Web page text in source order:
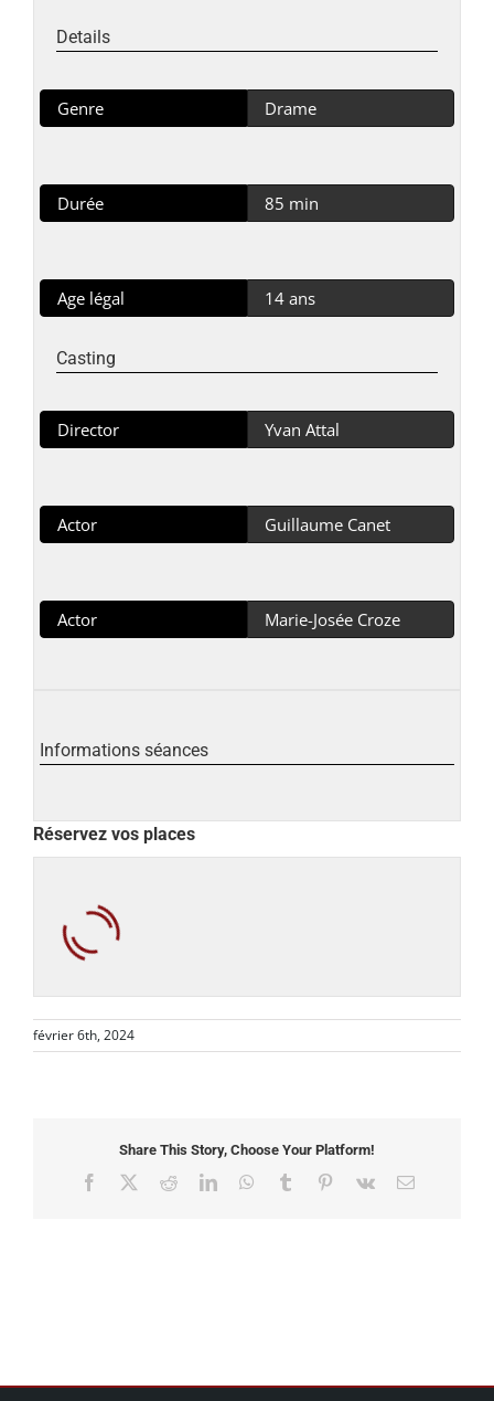
Details
Genre Drame
Durée 85 min
Age légal 14 ans
Casting
Director Yvan Attal
Actor Guillaume Canet
Actor Marie-Josée Croze
Informations séances
Réservez vos places
février 6th, 2024
Share This Story, Choose Your Platform!
Facebook RedditLinkedInWhatsApp
Tumblr Pinterest
Vk Email